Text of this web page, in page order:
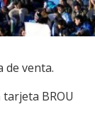
de venta.
BROU